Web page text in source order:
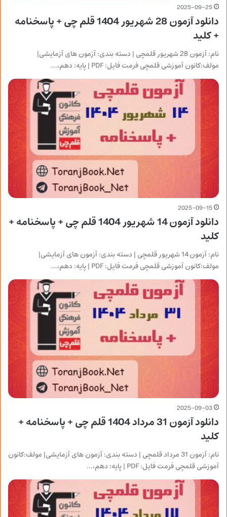
2025-09-25
دانلود آزمون 28 شهریور 1404 قلم چی + پاسخنامه
+ کلید
نام: آزمون 28 شهریور قلمچی | دسته بندی: آزمون های آزمایشی|
مولف:کانون آموزشی قلمچی فرمت فایل: PDF | پایه: دهم،…
2025-09-15
دانلود آزمون 14 شهریور 1404 قلم چی + پاسخنامه +
کلید
نام: آزمون 14 شهریور قلمچی | دسته بندی: آزمون های آزمایشی|
مولف:کانون آموزشی قلمچی فرمت فایل: PDF | پایه: دهم،…
2025-09-03
دانلود آزمون 31 مرداد 1404 قلم چی + پاسخنامه +
کلید
نام: آزمون 31 مرداد قلمچی | دسته بندی: آزمون های آزمایشی| مولف:کانون
آموزشی قلمچی فرمت فایل: PDF | پایه: دهم،…